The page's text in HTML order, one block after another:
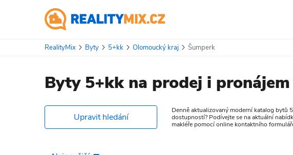
RealityMix Byty 5+kk Olomoucký kraj Šumperk
Byty 5+kk na prodej i
Upravit hledání
Denně aktualizovaný moderní katalog bytů
dostupností? Podívejte se na aktuální
makléře pomocí online kontaktního